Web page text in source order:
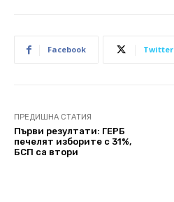
Facebook Twitter
ПРЕДИШНА СТАТИЯ
Първи резултати: ГЕРБ
печелят изборите с 31%,
БСП са втори